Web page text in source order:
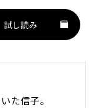
試し読み
た信子。